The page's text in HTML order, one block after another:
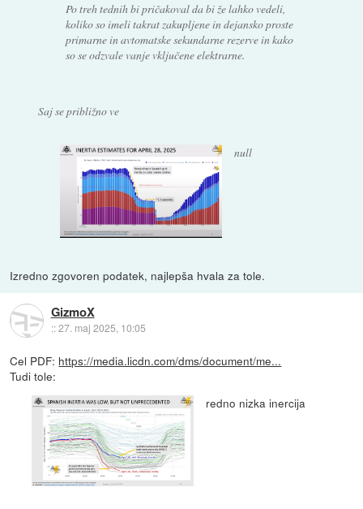
Po treh tednih bi pričakoval da bi že lahko vedeli,
koliko so imeli takrat zakupljene in dejansko proste
primarne in avtomatske sekundarne rezerve in kako
so se odzvale vanje vključene elektrarne.
Saj se približno ve
null
Izredno zgovoren podatek, najlepša hvala za tole.
GizmoX
::27. maj 2025, 10:05
Cel PDF: https://media.licdn.com/dms/document/me...
Tudi tole:
redno nizka inercija